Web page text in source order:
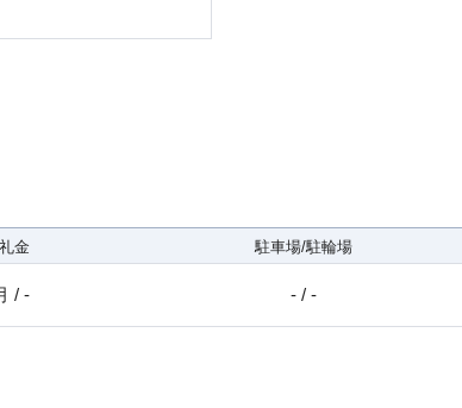
金 駐車場/駐輪場
/ - - / -